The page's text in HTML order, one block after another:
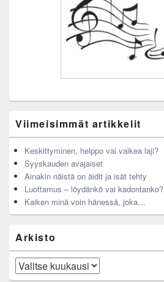
Viimeisimmät artikkelit
Keskittyminen, helppo vai vaikea laji?
Syyskauden avajaiset
Ainakin näistä on äidit ja isät tehty
Luottamus – löydänkö vai kadontanko?
Kaiken minä voin hänessä, joka…
Arkisto
Arkisto